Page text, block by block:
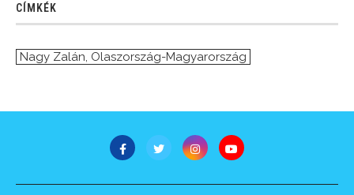
CÍMKÉK
Nagy Zalán Olaszország-Magyarország